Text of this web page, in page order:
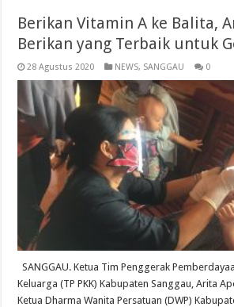
Berikan Vitamin A ke Balita,
Berikan yang Terbaik untuk
28 Agustus 2020 NEWS, SANGGAU 0
SANGGAU. Ketua Tim Penggerak
Keluarga (TP PKK) Kabupaten Sanggau, Arita
Ketua Dharma Wanita Persatuan (DWP)